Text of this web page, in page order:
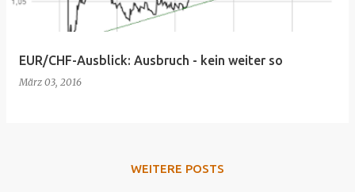
EUR/CHF-Ausblick: Ausbruch - kein weiter so
März 03, 2016
WEITERE POSTS